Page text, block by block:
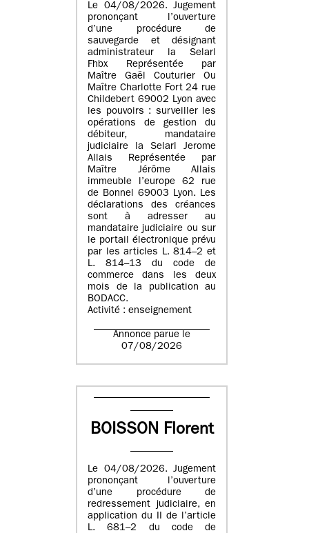
Le 04/08/2026. Jugement
prononçant l’ouverture
d’une procédure de
sauvegarde et désignant
administrateur la Selarl
Fhbx Représentée par
Maître Gaël Couturier Ou
Maître Charlotte Fort 24 rue
Childebert 69002 Lyon avec
les pouvoirs : surveiller les
opérations de gestion du
débiteur, mandataire
judiciaire la Selarl Jerome
Allais Représentée par
Maître Jérôme Allais
immeuble l’europe 62 rue
de Bonnel 69003 Lyon. Les
déclarations des créances
sont à adresser au
mandataire judiciaire ou sur
le portail électronique prévu
par les articles L. 814–2 et
L. 814–13 du code de
commerce dans les deux
mois de la publication au
BODACC.
Activité : enseignement
Annonce parue le
07/08/2026
BOISSON Florent
Le 04/08/2026. Jugement
prononçant l’ouverture
d’une procédure de
redressement judiciaire, en
application du II de l’article
L. 681–2 du code de